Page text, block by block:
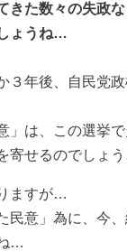
きた数々の失政
ょうね…
３年後、自民党
」は、この選挙
寄せるのでしょ
ますが…
民意」為に、今
…